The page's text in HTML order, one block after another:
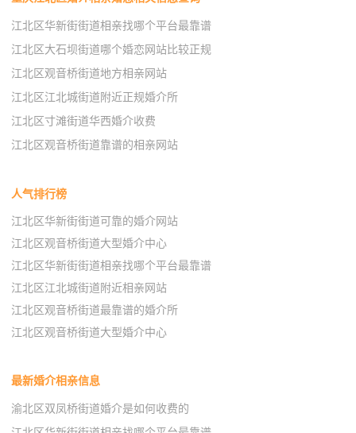
江北区华新街街道相亲找哪个平台最靠谱
江北区大石坝街道哪个婚恋网站比较正规
江北区观音桥街道地方相亲网站
江北区江北城街道附近正规婚介所
江北区寸滩街道华西婚介收费
江北区观音桥街道靠谱的相亲网站
人气排行榜
江北区华新街街道可靠的婚介网站
江北区观音桥街道大型婚介中心
江北区华新街街道相亲找哪个平台最靠谱
江北区江北城街道附近相亲网站
江北区观音桥街道最靠谱的婚介所
江北区观音桥街道大型婚介中心
最新婚介相亲信息
渝北区双凤桥街道婚介是如何收费的